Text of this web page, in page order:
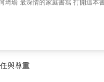
與親子
自我的溫柔練習。 她是《親子天下》的創
極星。所有的匱乏、不安、失落
分享來自她的人生旅程體悟⋯⋯ ▌像我
自己的故事： 重新理解母親的困
與尊重